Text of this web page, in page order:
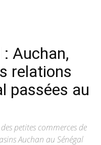
Auchan,
relations
passées au
petites commerces de
Auchan au Sénégal